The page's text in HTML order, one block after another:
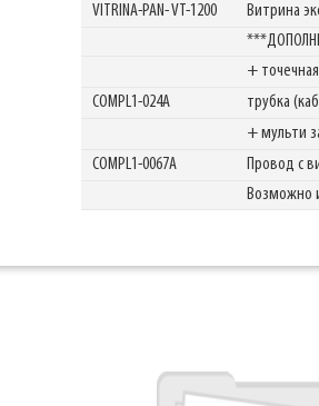
VITRINA-PAN- VT-1200
Витрина
+
COMPL1-024A
трубка
+ мульти
COMPL1-0067A
Провод с
Возможно